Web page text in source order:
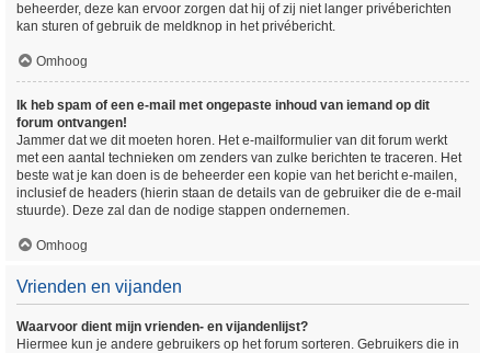
beheerder, deze kan ervoor zorgen dat hij of zij niet langer privéberichten
kan sturen of gebruik de meldknop in het privébericht.
Omhoog
Ik heb spam of een e-mail met ongepaste inhoud van iemand op dit
forum ontvangen!
Jammer dat we dit moeten horen. Het e-mailformulier van dit forum werkt
met een aantal technieken om zenders van zulke berichten te traceren. Het
beste wat je kan doen is de beheerder een kopie van het bericht e-mailen,
inclusief de headers (hierin staan de details van de gebruiker die de e-mail
stuurde). Deze zal dan de nodige stappen ondernemen.
Omhoog
Vrienden en vijanden
Waarvoor dient mijn vrienden- en vijandenlijst?
Hiermee kun je andere gebruikers op het forum sorteren. Gebruikers die in